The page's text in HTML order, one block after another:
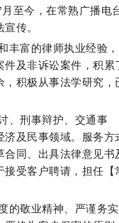
至今，在常熟广播电
传。
丰富的律师执业经验，
件及非诉讼案件，积累
，积极从事法学研究，
、刑事辩护、交通事
济及民事领域。服务方
合同、出具法律意见书
接受客户聘请，担任【
的敬业精神、严谨务实